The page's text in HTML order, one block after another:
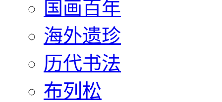
国画百年
海外遗珍
历代书法
布列松